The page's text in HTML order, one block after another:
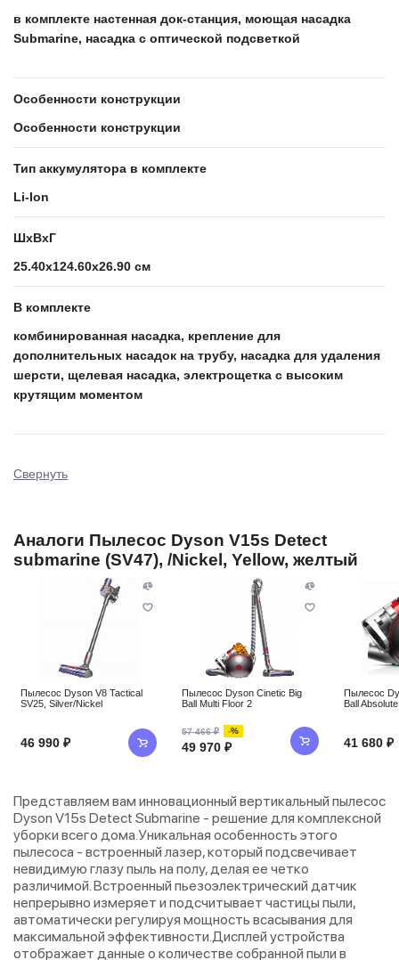
в комплекте настенная док-станция, моющая насадка
Submarine, насадка с оптической подсветкой
Особенности конструкции
Особенности конструкции
Тип аккумулятора в комплекте
Li-Ion
ШхВхГ
25.40x124.60x26.90 см
В комплекте
комбинированная насадка, крепление для
дополнительных насадок на трубу, насадка для удаления
шерсти, щелевая насадка, электрощетка с высоким
крутящим моментом
Свернуть
Аналоги Пылесос Dyson V15s Detect
submarine (SV47), /Nickel, Yellow, желтый
Пылесос Dyson V8 Tactical
SV25, Silver/Nickel
46 990 ₽
Пылесос Dyson Cinetic Big
Ball Multi Floor 2
57 466 ₽ -%
49 970 ₽
Пылесос
Ball
41 680 ₽
Представляем вам инновационный вертикальный пылесос
Dyson V15s Detect Submarine - решение для комплексной
уборки всего дома.Уникальная особенность этого
пылесоса - встроенный лазер, который подсвечивает
невидимую глазу пыль на полу, делая ее четко
различимой. Встроенный пьезоэлектрический датчик
непрерывно измеряет и подсчитывает частицы пыли,
автоматически регулируя мощность всасывания для
максимальной эффективности.Дисплей устройства
отображает данные о количестве собранной пыли в